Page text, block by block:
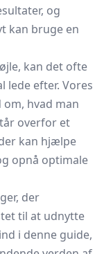
og
kan bruge en
kan det ofte
lede efter. Vores
hvad man
overfor et
kan hjælpe
opnå optimale
der
til at udnytte
i denne guide,